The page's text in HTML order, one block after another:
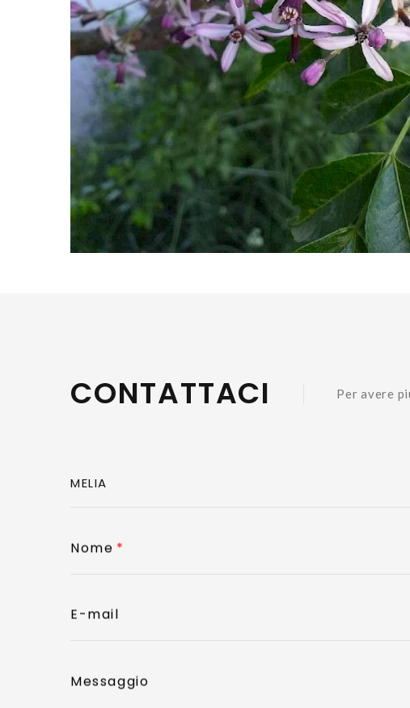
CONTATTACI Per avere
Nome
E-mail
Messaggio